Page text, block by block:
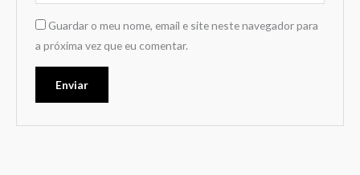
Guardar o meu nome, email e site neste navegador para
a próxima vez que eu comentar.